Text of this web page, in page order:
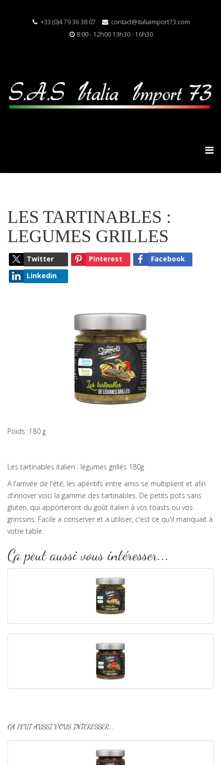
+33 (0)4 79 36 38 07
contact@italiaimport73.com
8:00 - 12h00 13h30 - 16h30
LES TARTINABLES :
LEGUMES GRILLES
Twitter Pinterest
Facebook
Linkedin
Poids: 180 g
Les tartinables italien : légumes grillés 180g
A l'arrivée de l'été, les apéritifs entre amis se multiplient et afin
d'innover voici la gamme des tartinables. De petits pots sans
gluten, qui apporteront du goût italien à vos toasts ou vos
grinssins. Facile a conserver et a utiliser, c'est ce qu'il manquait à
votre table.
Ça peut aussi vous intéresser...
ÇA PEUT AUSSI VOUS INTÉRESSER...